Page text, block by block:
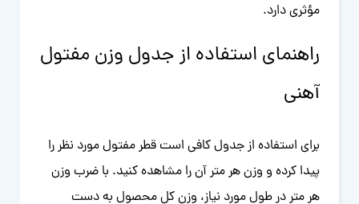
مؤثری دارد.
راهنمای استفاده از جدول وزن مفتول
آهنی
برای استفاده از جدول کافی است قطر مفتول مورد نظر را
پیدا کرده و وزن هر متر آن را مشاهده کنید. با ضرب وزن
هر متر در طول مورد نیاز، وزن کل محصول به دست